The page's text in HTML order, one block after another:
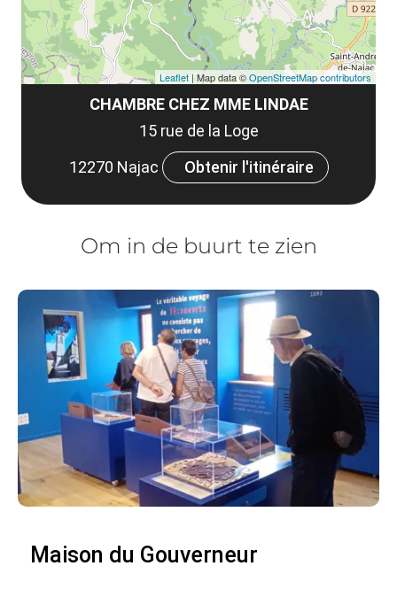
CHAMBRE CHEZ MME LINDAE
15 rue de la Loge
12270 Najac
Obtenir l'itinéraire
Leaflet | Map data ©OpenStreetMap contributors
Om in de buurt te zien
Maison du Gouverneur